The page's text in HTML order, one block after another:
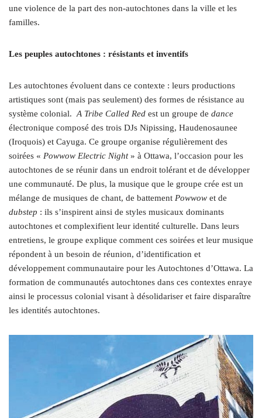
une violence de la part des non-autochtones dans la ville et les
familles.
Les peuples autochtones : résistants et inventifs
Les autochtones évoluent dans ce contexte : leurs productions
artistiques sont (mais pas seulement) des formes de résistance au
système colonial. A Tribe Called Red est un groupe de dance
électronique composé des trois DJs Nipissing, Haudenosaunee
(Iroquois) et Cayuga. Ce groupe organise régulièrement des
soirées « Powwow Electric Night» à Ottawa, l’occasion pour les
autochtones de se réunir dans un endroit tolérant et de développer
une communauté. De plus, la musique que le groupe crée est un
mélange de musiques de chant, de battement Powwow et de
dubstep : ils s’inspirent ainsi de styles musicaux dominants
autochtones et complexifient leur identité culturelle. Dans leurs
entretiens, le groupe explique comment ces soirées et leur musique
répondent à un besoin de réunion, d’identification et
développement communautaire pour les Autochtones d’Ottawa. La
formation de communautés autochtones dans ces contextes enraye
ainsi le processus colonial visant à désolidariser et faire disparaître
les identités autochtones.